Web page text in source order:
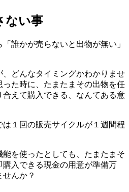
ない事
誰かが売らないと出物が無い」
どんなタイミングかわかりませ
た時に、たまたまその出物を任
えて購入できる、なんてある意
１回の販売サイクルが１週間程
を使ったとしても、たまたまそ
入できる現金の用意が準備万
んか？